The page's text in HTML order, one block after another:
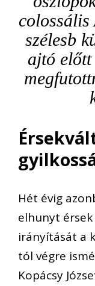
szélesb
ajtó előtt
Hét évig
elhunyt
irányítását a
tól végre
Kopácsy